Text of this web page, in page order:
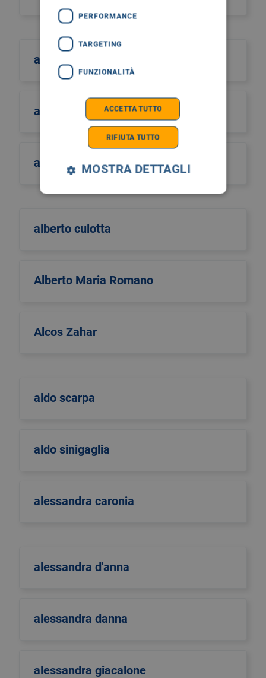
albano
albero della vita
alberto castiglione
alberto culotta
Alberto Maria Romano
Alcos Zahar
aldo scarpa
aldo sinigaglia
alessandra caronia
alessandra d'anna
alessandra danna
alessandra giacalone
PERFORMANCE
TARGETING
FUNZIONALITÀ
ACCETTA TUTTO
RIFIUTA TUTTO
MOSTRA DETTAGLI